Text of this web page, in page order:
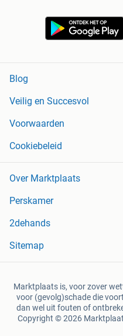
Blog
Veilig en Succesvol
Voorwaarden
Cookiebeleid
Over Marktplaats
Perskamer
2dehands
Sitemap
Marktplaats is, voor zover
voor (gevolg)schade die
dan wel uit fouten of
Copyright © 2026